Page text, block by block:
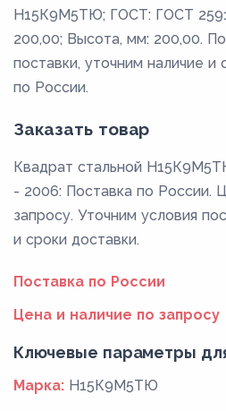
Н15К9М5ТЮ; ГОСТ: ГОСТ
200,00; Высота, мм: 200,00.
поставки, уточним наличие и
по России.
Заказать товар
Квадрат стальной
- 2006: Поставка по России.
запросу. Уточним условия
и сроки доставки.
Поставка по России
Цена и наличие по запросу
Ключевые параметры
Марка: Н15К9М5ТЮ